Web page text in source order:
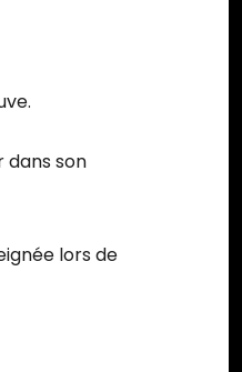
dans son
lors de